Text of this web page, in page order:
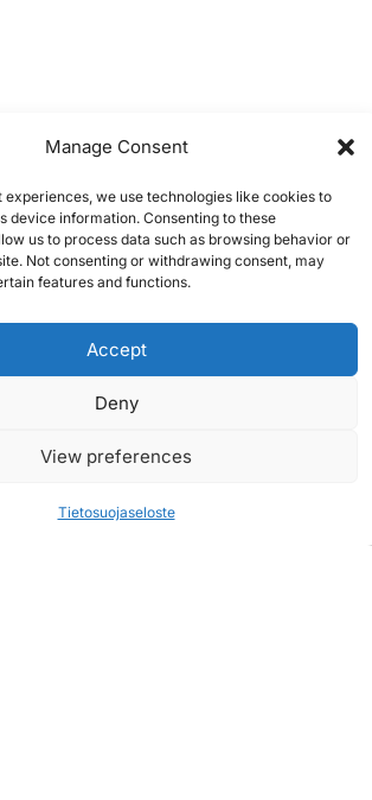
Manage Consent
experiences, we use technologies like cookies to
device information. Consenting to these
us to process data such as browsing behavior or
Not consenting or withdrawing consent, may
features and functions.
Accept
Deny
View preferences
Tietosuojaseloste